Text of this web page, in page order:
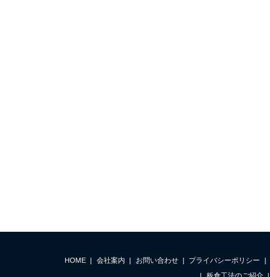
HOME 会社案内 お問い合わせ プライバシーポリシー